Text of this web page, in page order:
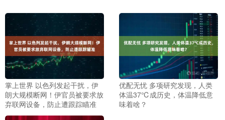
掌上世界 以色列发起干扰，伊
朗大规模断网！伊官员被要求放
弃联网设备，防止遭跟踪瞄准
优配无忧 多项研究发现，人类
体温37℃成历史，体温降低意
味着啥？